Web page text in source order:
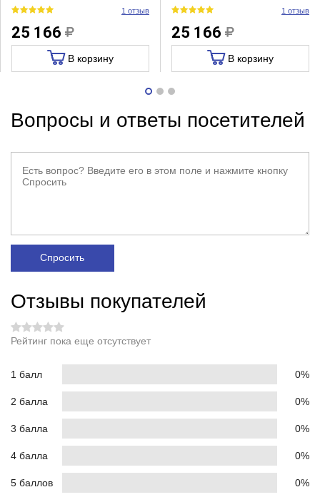
1 отзыв
25 166
В корзину
1 отзыв
25 166
В корзину
Вопросы и ответы посетителей
Спросить
Отзывы покупателей
Рейтинг пока еще отсутствует
1 балл 0%
2 балла 0%
3 балла 0%
4 балла 0%
5 баллов 0%